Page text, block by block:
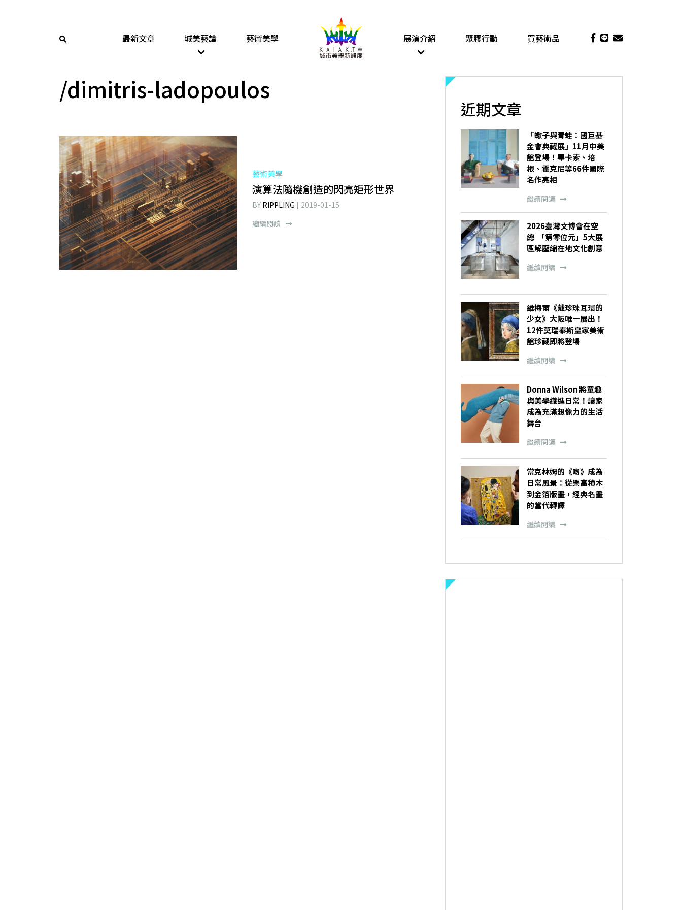
最新文章 城美藝論 藝術美學 展演介紹 聚膠行動 買藝術品
/dimitris-ladopoulos
藝術美學
演算法隨機創造的閃亮矩形世界
BY RIPPLING
2019-01-15
繼續閱讀
近期文章
「蠍子與青蛙：國巨基
金會典藏展」11月中美
館登場！畢卡索、培
根、霍克尼等66件國際
名作亮相
繼續閱讀
2026臺灣文博會在空
總 「第零位元」5大展
區解壓縮在地文化創意
繼續閱讀
維梅爾《戴珍珠耳環的
少女》大阪唯一展出！
12件莫瑞泰斯皇家美術
館珍藏即將登場
繼續閱讀
Donna Wilson 將童趣
與美學織進日常！讓家
成為充滿想像力的生活
舞台
繼續閱讀
當克林姆的《吻》成為
日常風景：從樂高積木
到金箔版畫，經典名畫
的當代轉譯
繼續閱讀